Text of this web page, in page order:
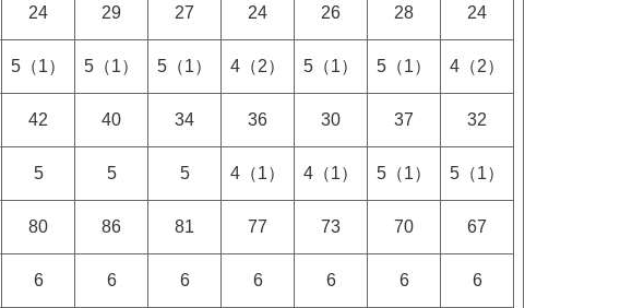
24 29 27 24 26 28 24
5（1） 5（1） 5（1） 4（2） 5（1） 5（1） 4（2）
42 40 34 36 30 37 32
5 5 5 4（1） 4（1） 5（1） 5（1）
80 86 81 77 73 70 67
6 6 6 6 6 6 6